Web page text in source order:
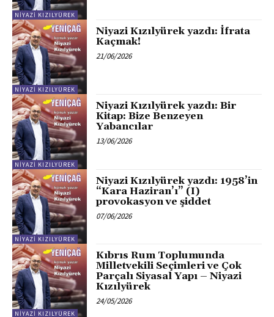
NIYAZI KIZILYÜREK
NIYAZI KIZILYÜREK
Niyazi Kızılyürek yazdı: İfrata
Kaçmak!
21/06/2026
NIYAZI KIZILYÜREK
Niyazi Kızılyürek yazdı: Bir
Kitap: Bize Benzeyen
Yabancılar
13/06/2026
NIYAZI KIZILYÜREK
Niyazi Kızılyürek yazdı: 1958’in
“Kara Haziran’ı” (I)
provokasyon ve şiddet
07/06/2026
NIYAZI KIZILYÜREK
Kıbrıs Rum Toplumunda
Milletvekili Seçimleri ve Çok
Parçalı Siyasal Yapı – Niyazi
Kızılyürek
24/05/2026